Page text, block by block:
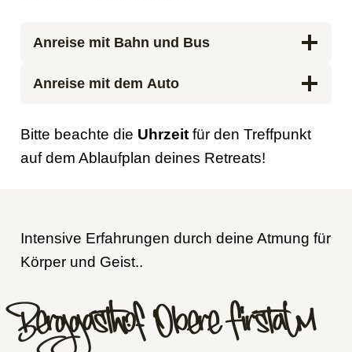
Anreise mit Bahn und Bus
Anreise mit dem Auto
Bitte beachte die Uhrzeitfür den Treffpunkt
auf dem Ablaufplan deines Retreats!
Intensive Erfahrungen durch deine Atmung für
Körper und Geist..
Berggasthof Obere Firstalm